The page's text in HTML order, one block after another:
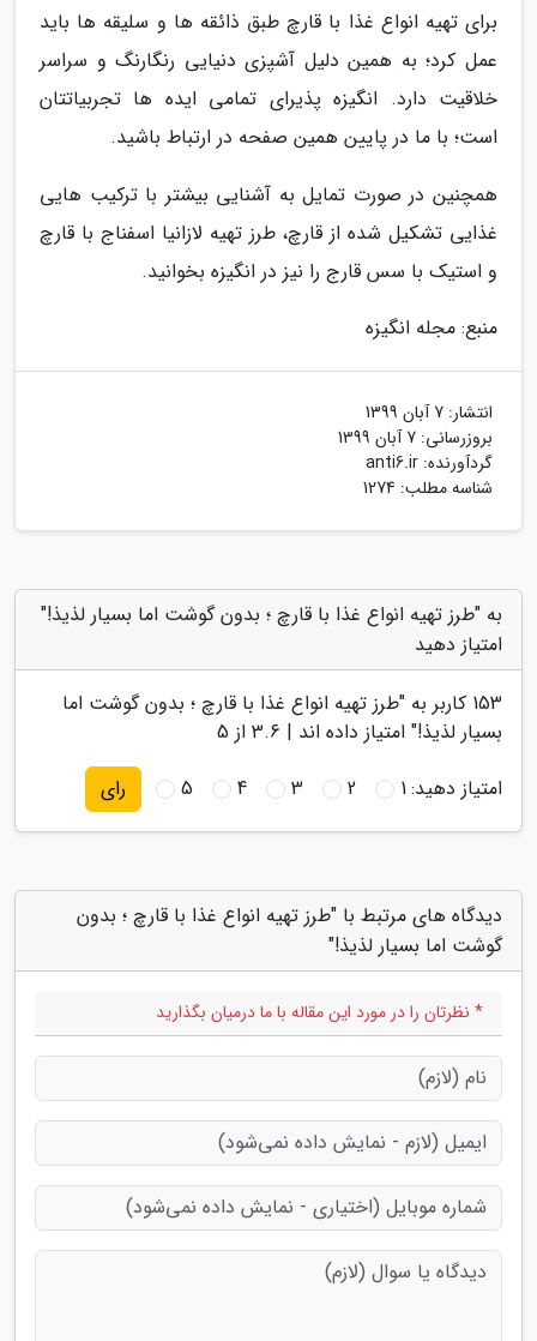
برای تهیه انواع غذا با قارچ طبق ذائقه ها و سلیقه ها باید
عمل کرد؛ به همین دلیل آشپزی دنیایی رنگارنگ و سراسر
خلاقیت دارد. انگیزه پذیرای تمامی ایده ها تجربیاتتان
است؛ با ما در پایین همین صفحه در ارتباط باشید.
همچنین در صورت تمایل به آشنایی بیشتر با ترکیب هایی
غذایی تشکیل شده از قارچ، طرز تهیه لازانیا اسفناج با قارچ
و استیک با سس قارج را نیز در انگیزه بخوانید.
منبع: مجله انگیزه
انتشار: 7 آبان 1399
بروزرسانی: 7 آبان 1399
گردآورنده: anti6.ir
شناسه مطلب: 1274
به "طرز تهیه انواع غذا با قارچ ؛ بدون گوشت اما بسیار لذیذ!"
امتیاز دهید
153 کاربر به "طرز تهیه انواع غذا با قارچ ؛ بدون گوشت اما
بسیار لذیذ!" امتیاز داده اند | 3.6 از 5
امتیاز دهید:1
2
3
4
5 رای
دیدگاه های مرتبط با "طرز تهیه انواع غذا با قارچ ؛ بدون
گوشت اما بسیار لذیذ!"
* نظرتان را در مورد این مقاله با ما درمیان بگذارید